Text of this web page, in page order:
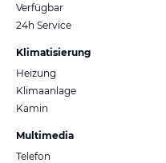
Verfügbar
24h Service
Klimatisierung
Heizung
Klimaanlage
Kamin
Multimedia
Telefon